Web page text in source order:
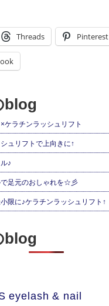
Threads Pinterest
blog
ケラチンラッシュリフト
ュリフトで上向きに↑
♪
足元のおしゃれを☆彡
限に♪ケラチンラッシュリフト↑
blog
eyelash & nail